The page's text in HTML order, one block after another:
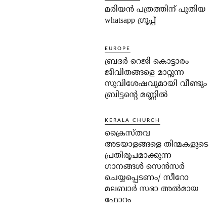
മരിയൻ പത്രത്തിന് പുതിയ
whatsapp ഗ്രൂപ്പ്
EUROPE
ബ്രദർ റെജി കൊട്ടാരം
ജീവിതങ്ങളെ മാറ്റുന്ന
സുവിശേഷവുമായി വീണ്ടും
ബ്രിട്ടന്റെ മണ്ണിൽ
KERALA CHURCH
ക്രൈസ്തവ
അടയാളങ്ങളെ തിന്മകളുടെ
പ്രതിരൂപമാക്കുന്ന
ഗാനങ്ങൾ സെൻസർ
ചെയ്യപ്പെടണം/ സീറോ
മലബാർ സഭാ അൽമായ
ഫോറം